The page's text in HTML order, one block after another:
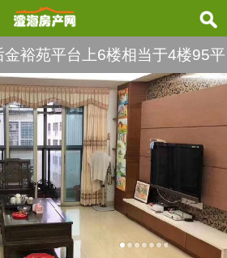
裕苑平台上6楼相当于4楼95平
厅现代装修108万